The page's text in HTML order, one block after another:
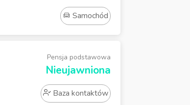
Samochód
Pensja podstawowa
Nieujawniona
Baza kontaktów